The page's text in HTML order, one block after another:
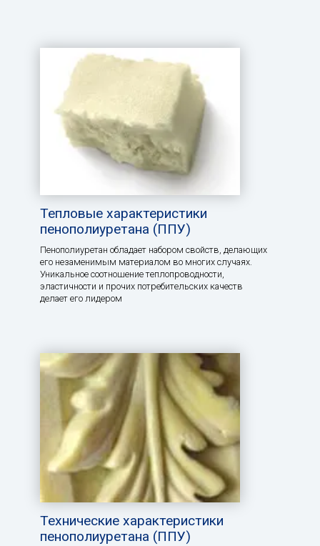
Тепловые характеристики
пенополиуретана (ППУ)
Пенополиуретан обладает набором свойств, делающих
его незаменимым материалом во многих случаях.
Уникальное соотношение теплопроводности,
эластичности и прочих потребительских качеств
делает его лидером
Технические характеристики
пенополиуретана (ППУ)